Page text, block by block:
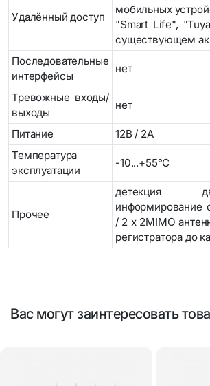
Удалённый доступ
мобильных
"Smart Life",
существующем
Последовательные
интерфейсы
нет
Тревожные входы/
выходы
нет
Питание
12В / 2А
Температура
эксплуатации
-10...+55°С
Прочее
детекция
информирование
/ 2 х 2MIMO
регистратора до
Вас могут заинтересовать